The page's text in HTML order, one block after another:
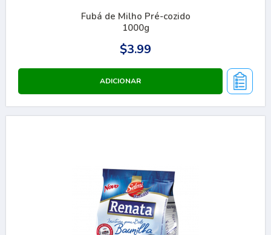
Fubá de Milho Pré-cozido
1000g
$3.99